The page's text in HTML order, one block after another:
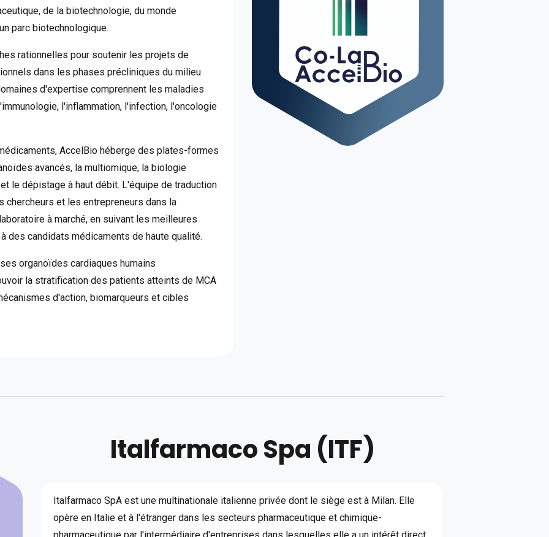
de la biotechnologie, du monde
parc biotechnologique.
rationnelles pour soutenir les projets de
dans les phases précliniques du milieu
d'expertise comprennent les maladies
l'inflammation, l'infection, l'oncologie
AccelBio héberge des plates-formes
avancés, la multiomique, la biologie
le dépistage à haut débit. L'équipe de traduction
chercheurs et les entrepreneurs dans la
à marché, en suivant les meilleures
des candidats médicaments de haute qualité.
organoïdes cardiaques humains
la stratification des patients atteints de MCA
d'action, biomarqueurs et cibles
Italfarmaco Spa (ITF)
Italfarmaco SpA est une multinationale italienne privée dont le siège est à Milan. Elle
opère en Italie et à l'étranger dans les secteurs pharmaceutique et chimique-